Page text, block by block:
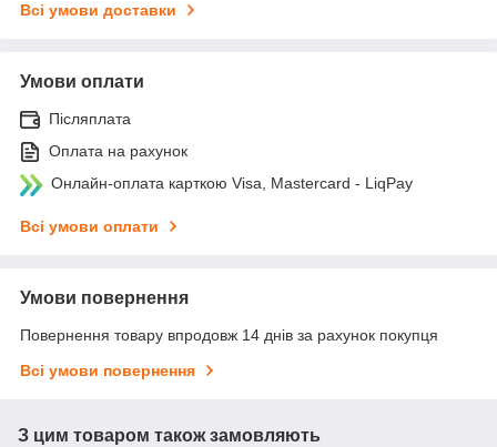
Всі умови доставки
Умови оплати
Післяплата
Оплата на рахунок
Онлайн-оплата карткою Visa, Mastercard - LiqPay
Всі умови оплати
Умови повернення
Повернення товару впродовж 14 днів за рахунок покупця
Всі умови повернення
З цим товаром також замовляють